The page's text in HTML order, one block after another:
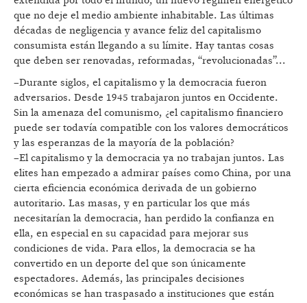
que no deje el medio ambiente inhabitable. Las últimas
décadas de negligencia y avance feliz del capitalismo
consumista están llegando a su límite. Hay tantas cosas
que deben ser renovadas, reformadas, “revolucionadas”...
–Durante siglos, el capitalismo y la democracia fueron
adversarios. Desde 1945 trabajaron juntos en Occidente.
Sin la amenaza del comunismo, ¿el capitalismo financiero
puede ser todavía compatible con los valores democráticos
y las esperanzas de la mayoría de la población?
–El capitalismo y la democracia ya no trabajan juntos. Las
elites han empezado a admirar países como China, por una
cierta eficiencia económica derivada de un gobierno
autoritario. Las masas, y en particular los que más
necesitarían la democracia, han perdido la confianza en
ella, en especial en su capacidad para mejorar sus
condiciones de vida. Para ellos, la democracia se ha
convertido en un deporte del que son únicamente
espectadores. Además, las principales decisiones
económicas se han traspasado a instituciones que están